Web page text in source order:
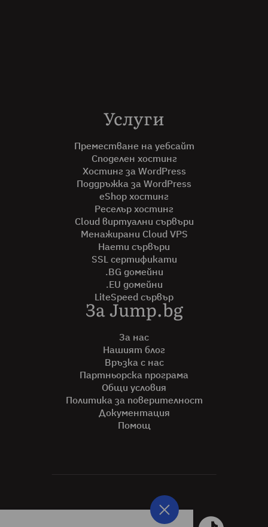
Услуги
Преместване на уебсайт
Споделен хостинг
Хостинг за WordPress
Поддръжка за WordPress
eShop хостинг
Реселър хостинг
Cloud виртуални сървъри
Менажирани Cloud VPS
Наети сървъри
SSL сертификати
.BG домейни
.EU домейни
LiteSpeed сървър
За Jump.bg
За нас
Нашият блог
Връзка с нас
Партньорска програма
Общи условия
Политика за поверителност
Документация
Помощ